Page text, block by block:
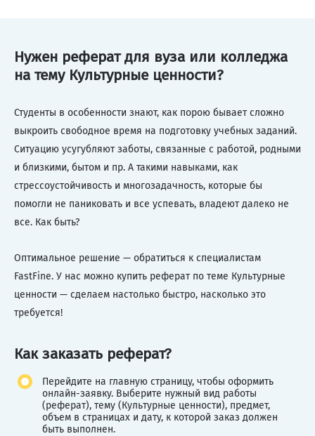
Нужен реферат для вуза или колледжа
на тему Культурные ценности?
Студенты в особенности знают, как порою бывает сложно
выкроить свободное время на подготовку учебных заданий.
Ситуацию усугубляют заботы, связанные с работой, родными
и близкими, бытом и пр. А такими навыками, как
стрессоустойчивость и многозадачность, которые бы
помогли не паниковать и все успевать, владеют далеко не
все. Как быть?
Оптимальное решение — обратиться к специалистам
FastFine. У нас можно купить реферат по теме Культурные
ценности — сделаем настолько быстро, насколько это
требуется!
Как заказать реферат?
Перейдите на главную страницу, чтобы оформить
онлайн-заявку. Выберите нужный вид работы
(реферат), тему (Культурные ценности), предмет,
объем в страницах и дату, к которой заказ должен
быть выполнен.